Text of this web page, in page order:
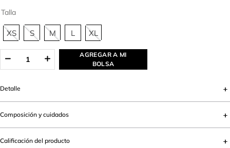
Talla
XS S M L XL
AGREGAR A MI
BOLSA
Detalle
Composición y cuidados
Calificación del producto